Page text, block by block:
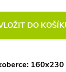
DO
160x230